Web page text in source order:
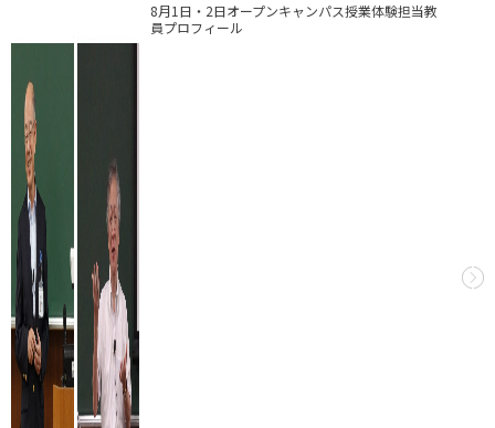
8月1日・2日オープンキャンパス授業体験担当教
員プロフィール